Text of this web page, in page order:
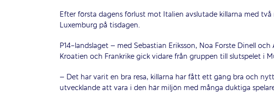
Efter första dagens förlust mot Italien avslutade killarna med
Luxemburg på tisdagen.
P14-landslaget – med Sebastian Eriksson, Noa Forste Dinell
Kroatien och Frankrike gick vidare från gruppen till slutspelet i
– Det har varit en bra resa, killarna har fått ett gäng bra och
utvecklande att vara i den här miljön med många duktiga